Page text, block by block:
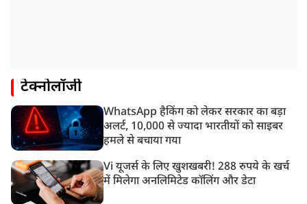
टेक्नोलॉजी
WhatsApp हैकिंग को लेकर सरकार का बड़ा
अलर्ट, 10,000 से ज्यादा भारतीयों को साइबर
हमले से बचाया गया
Vi यूजर्स के लिए खुशखबरी! 288 रुपये के खर्च
में मिलेगा अनलिमिटेड कॉलिंग और डेटा